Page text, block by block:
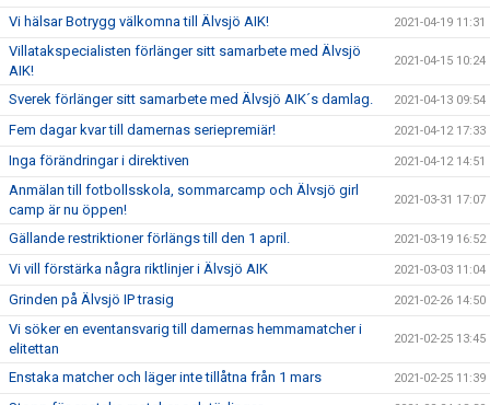
Vi hälsar Botrygg välkomna till Älvsjö AIK! 2021-04-19 11:31
Villatakspecialisten förlänger sitt samarbete med Älvsjö
AIK!
2021-04-15 10:24
Sverek förlänger sitt samarbete med Älvsjö AIK´s damlag. 2021-04-13 09:54
Fem dagar kvar till damernas seriepremiär! 2021-04-12 17:33
Inga förändringar i direktiven 2021-04-12 14:51
Anmälan till fotbollsskola, sommarcamp och Älvsjö girl
camp är nu öppen!
2021-03-31 17:07
Gällande restriktioner förlängs till den 1 april. 2021-03-19 16:52
Vi vill förstärka några riktlinjer i Älvsjö AIK 2021-03-03 11:04
Grinden på Älvsjö IP trasig 2021-02-26 14:50
Vi söker en eventansvarig till damernas hemmamatcher i
elitettan
2021-02-25 13:45
Enstaka matcher och läger inte tillåtna från 1 mars 2021-02-25 11:39